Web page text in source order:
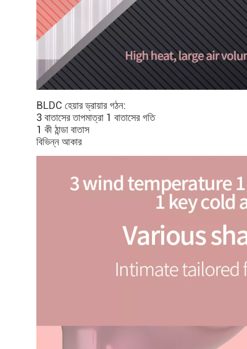
BLDC হেয়ার ড্রায়ার গঠন:
3 বাতাসের তাপমাত্রা 1 বাতাসের গতি
1 কী ঠান্ডা বাতাস
বিভিন্ন আকার